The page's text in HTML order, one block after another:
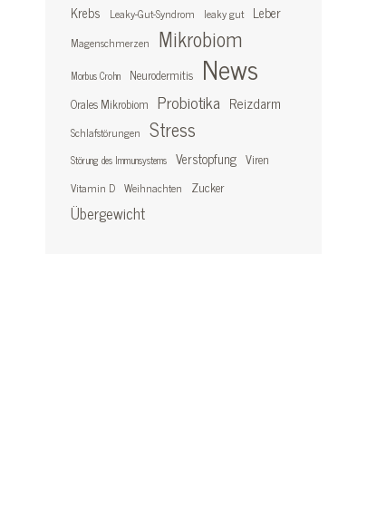
Krebs Leaky-Gut-Syndrom leaky gut Leber
Magenschmerzen Mikrobiom
Morbus Crohn Neurodermitis News
Orales Mikrobiom Probiotika Reizdarm
Schlafstörungen Stress
Störung des Immunsystems Verstopfung Viren
Vitamin D Weihnachten Zucker
Übergewicht